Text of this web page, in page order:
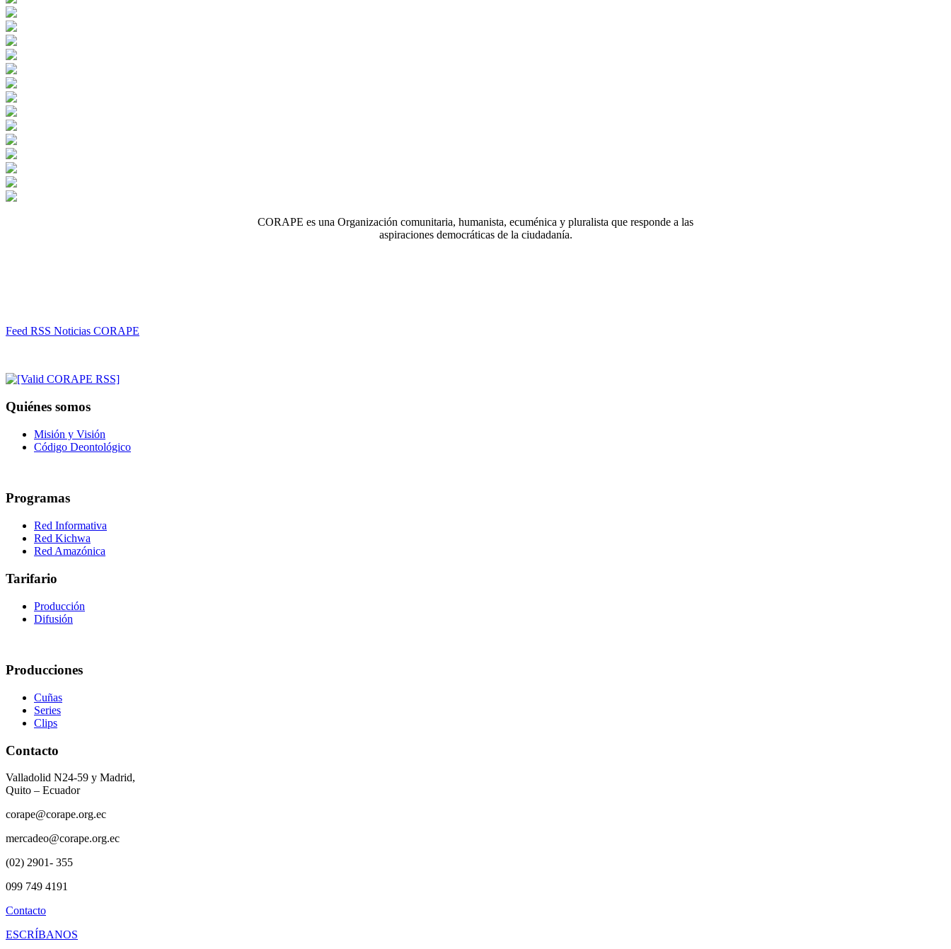
CORAPE es una Organización comunitaria, humanista, ecuménica y pluralista que responde a las
aspiraciones democráticas de la ciudadanía.
Feed RSS Noticias CORAPE
Quiénes somos
Misión y Visión
Código Deontológico
Programas
Red Informativa
Red Kichwa
Red Amazónica
Tarifario
Producción
Difusión
Producciones
Cuñas
Series
Clips
Contacto
Valladolid N24-59 y Madrid,
Quito – Ecuador
corape@corape.org.ec
mercadeo@corape.org.ec
(02) 2901- 355
099 749 4191
Contacto
ESCRÍBANOS